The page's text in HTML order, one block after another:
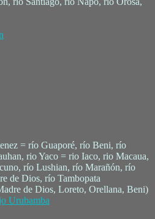
= río Guaporé, río Beni, río
rio Yaco = rio Iaco, rio Macaua,
río Lushian, río Marañón, río
de Dios, río Tambopata
de Dios, Loreto, Orellana, Beni)